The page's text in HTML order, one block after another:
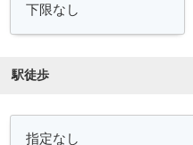
駅徒歩